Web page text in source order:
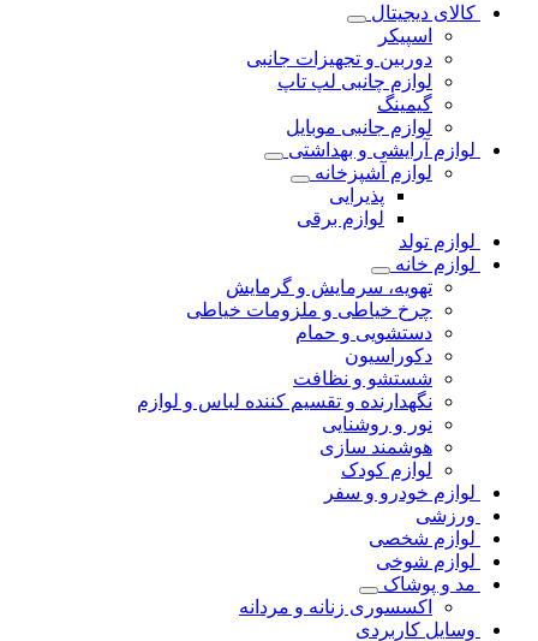
کالای دیجیتال
اسپیکر
دوربین و تجهیزات جانبی
لوازم چانبی لپ تاپ
گیمینگ
لوازم جانبی موبایل
لوازم آرایشی و بهداشتی
لوازم آشپزخانه
پذیرایی
لوازم برقی
لوازم تولد
لوازم خانه
تهویه، سرمایش و گرمایش
چرخ خیاطی و ملزومات خیاطی
دستشویی و حمام
دکوراسیون
شستشو و نظافت
نگهدارنده و تقسیم کننده لباس و لوازم
نور و روشنایی
هوشمند سازی
لوازم کودک
لوازم خودرو و سفر
ورزشی
لوازم شخصی
لوازم شوخی
مد و پوشاک
اکسسوری زنانه و مردانه
وسایل کاربردی